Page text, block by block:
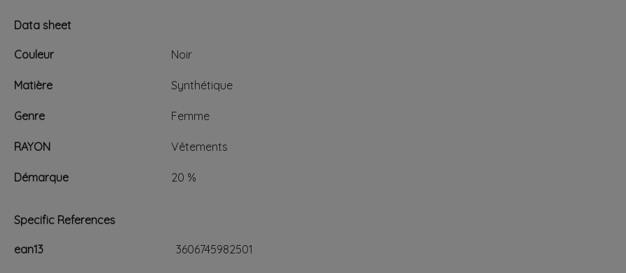
Data sheet
Couleur Noir
Matière Synthétique
Genre Femme
RAYON Vêtements
Démarque 20 %
Specific References
ean13 3606745982501